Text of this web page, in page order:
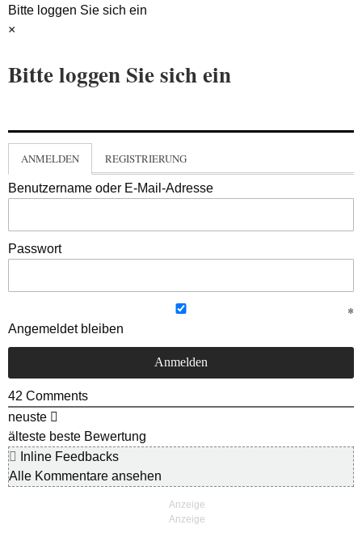
Bitte loggen Sie sich ein
×
Bitte loggen Sie sich ein
ANMELDEN REGISTRIERUNG
Benutzername oder E-Mail-Adresse
Passwort
Angemeldet bleiben
42 Comments
neuste
älteste beste Bewertung
Inline Feedbacks
Alle Kommentare ansehen